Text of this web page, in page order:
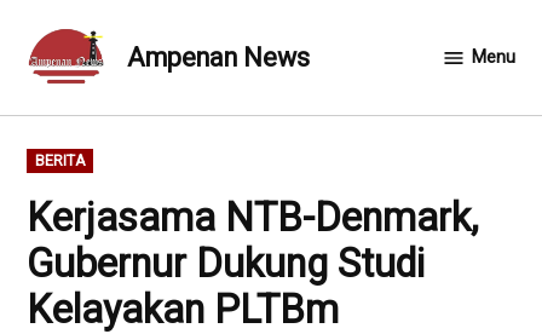
content
Ampenan News Menu
POSTED
IN
BERITA
Kerjasama NTB-Denmark,
Gubernur Dukung Studi
Kelayakan PLTBm